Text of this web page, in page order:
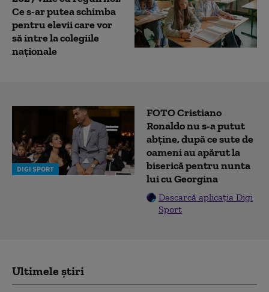
Ce s-ar putea schimba
pentru elevii care vor
să intre la colegiile
naționale
DIGI SPORT
FOTO Cristiano
Ronaldo nu s-a putut
abține, după ce sute de
oameni au apărut la
biserică pentru nunta
lui cu Georgina
Descarcă aplicația Digi
Sport
Ultimele știri